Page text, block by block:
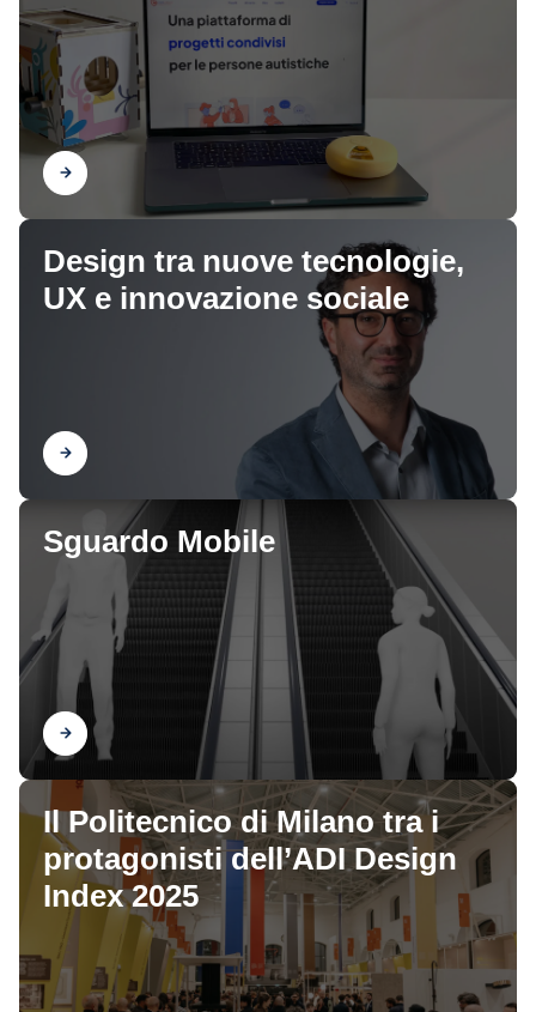
Scopri
Design tra nuove tecnologie,
UX e innovazione sociale
Scopri
Sguardo Mobile
Scopri
Il Politecnico di Milano tra i
protagonisti dell’ADI Design
Index 2025